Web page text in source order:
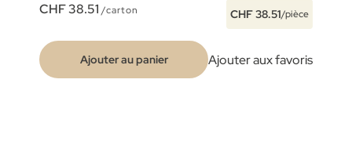
CHF 38.51 /carton CHF 38.51/pièce
Ajouter au panier Ajouter aux favoris